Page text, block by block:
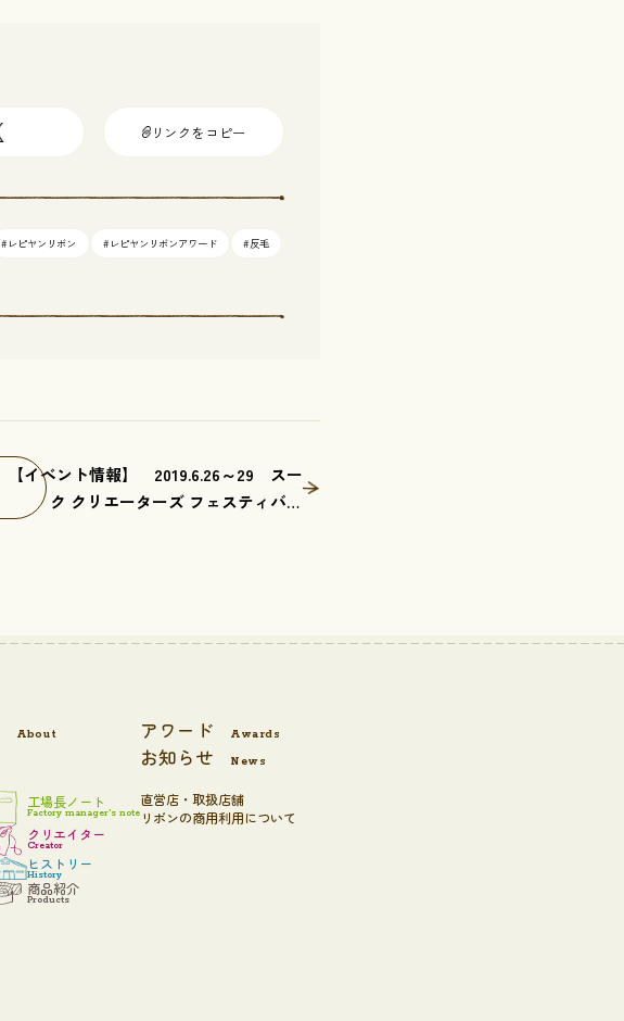
リンクをコピー
#レピヤンリボン #レピヤンリボンアワード
#反毛
【イベント情報】 2019.6.26～29 スー
ク クリエーターズ フェスティバル
About
工場長ノート
Factory manager’s note
クリエイター
Creator
ヒストリー
History
商品紹介
Products
アワード Awards
お知らせ News
直営店・取扱店舗
リボンの商用利用について